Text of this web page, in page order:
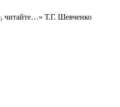
читайте…» Т.Г. Шевченко